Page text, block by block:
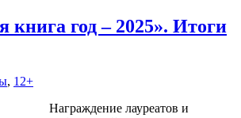
книга год – 2025». Итоги
, 12+
Награждение лауреатов и